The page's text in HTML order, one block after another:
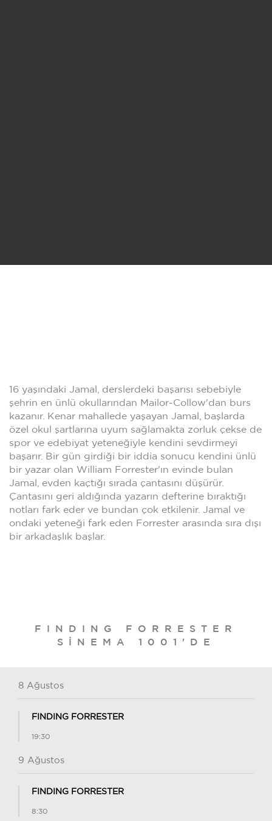
16 yaşındaki Jamal, derslerdeki başarısı sebebiyle
şehrin en ünlü okullarından Mailor-Collow'dan burs
kazanır. Kenar mahallede yaşayan Jamal, başlarda
özel okul şartlarına uyum sağlamakta zorluk çekse de
spor ve edebiyat yeteneğiyle kendini sevdirmeyi
başarır. Bir gün girdiği bir iddia sonucu kendini ünlü
bir yazar olan William Forrester'ın evinde bulan
Jamal, evden kaçtığı sırada çantasını düşürür.
Çantasını geri aldığında yazarın defterine bıraktığı
notları fark eder ve bundan çok etkilenir. Jamal ve
ondaki yeteneği fark eden Forrester arasında sıra dışı
bir arkadaşlık başlar.
FINDING FORRESTER
SINEMA 1001'DE
8 Ağustos
FINDING FORRESTER
19:30
9 Ağustos
FINDING FORRESTER
8:30